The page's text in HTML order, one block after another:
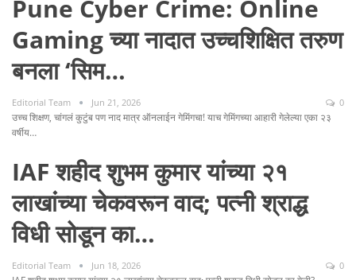
Pune Cyber Crime: Online
Gaming च्या नादात उच्चशिक्षित तरुण
बनला ‘सिम…
Editorial Team Jun 21, 2026 0
उच्च शिक्षण, चांगलं कुटुंब पण नाद मात्र ऑनलाईन गेमिंगचा! याच गेमिंगच्या आहारी गेलेल्या एका २३
वर्षीय…
IAF शहीद शुभम कुमार यांच्या २१
लाखांच्या चेकवरून वाद; पत्नी श्राद्ध
विधी सोडून का…
Editorial Team Jun 18, 2026 0